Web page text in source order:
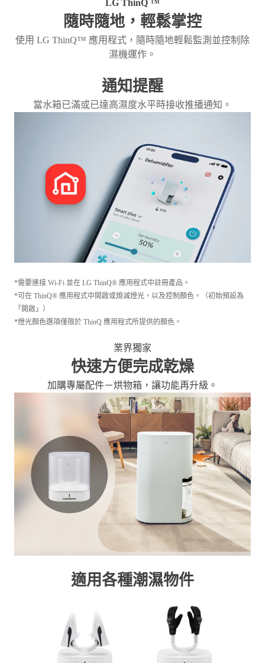
LG ThinQ ™
隨時隨地，輕鬆掌控
使用 LG ThinQ™ 應用程式，隨時隨地輕鬆監測並控制除
濕機運作。
通知提醒
當水箱已滿或已達高濕度水平時接收推播通知。
*需要連接 Wi-Fi 並在 LG ThinQ® 應用程式中註冊產品。
*可在 ThinQ® 應用程式中開啟或熄滅燈光，以及控制顏色。（初始預設為
「開啟」）
*燈光顏色選項僅限於 ThinQ 應用程式所提供的顏色。
業界獨家
快速方便完成乾燥
加購專屬配件－烘物箱，讓功能再升級。
適用各種潮濕物件